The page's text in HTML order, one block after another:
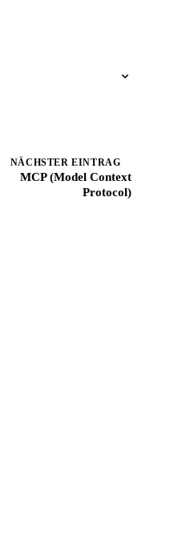
NÄCHSTER EINTRAG
MCP (Model Context
Protocol)